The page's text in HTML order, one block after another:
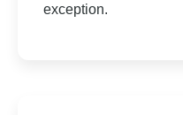
exception.